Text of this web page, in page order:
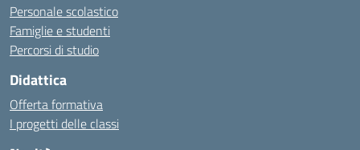
Personale scolastico
Famiglie e studenti
Percorsi di studio
Didattica
Offerta formativa
I progetti delle classi